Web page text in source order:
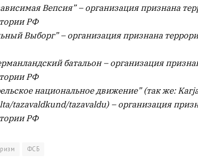
Вепсия” – организация признана
РФ
Выборг” – организация признана
батальон – организация
РФ
национальное движение” (так же:
tazavaldkund/tazavaldu) – организация
РФ
ФСБ